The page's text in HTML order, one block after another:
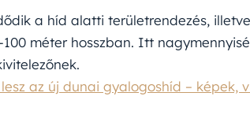
a híd alatti területrendezés,
méter hosszban. Itt
az új dunai gyalogoshíd – képek,